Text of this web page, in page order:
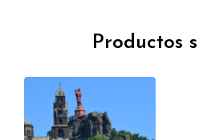
Productos